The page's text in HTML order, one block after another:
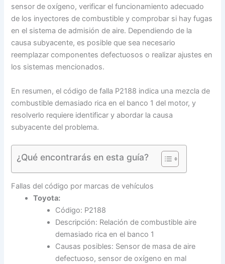
sensor de oxígeno, verificar el funcionamiento adecuado
de los inyectores de combustible y comprobar si hay fugas
en el sistema de admisión de aire. Dependiendo de la
causa subyacente, es posible que sea necesario
reemplazar componentes defectuosos o realizar ajustes en
los sistemas mencionados.
En resumen, el código de falla P2188 indica una mezcla de
combustible demasiado rica en el banco 1 del motor, y
resolverlo requiere identificar y abordar la causa
subyacente del problema.
¿Qué encontrarás en esta guía?
Fallas del código por marcas de vehículos
Toyota:
Código: P2188
Descripción: Relación de combustible aire
demasiado rica en el banco 1
Causas posibles: Sensor de masa de aire
defectuoso, sensor de oxígeno en mal